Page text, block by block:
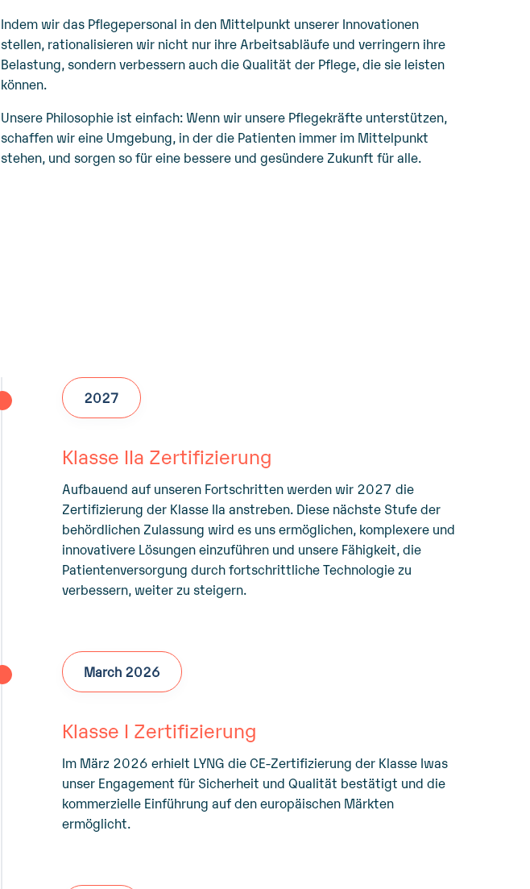
Indem wir das Pflegepersonal in den Mittelpunkt unserer Innovationen
stellen, rationalisieren wir nicht nur ihre Arbeitsabläufe und verringern ihre
Belastung, sondern verbessern auch die Qualität der Pflege, die sie leisten
können.
Unsere Philosophie ist einfach: Wenn wir unsere Pflegekräfte unterstützen,
schaffen wir eine Umgebung, in der die Patienten immer im Mittelpunkt
stehen, und sorgen so für eine bessere und gesündere Zukunft für alle.
2027
Klasse IIa Zertifizierung
Aufbauend auf unseren Fortschritten werden wir 2027 die
Zertifizierung der Klasse IIa anstreben. Diese nächste Stufe der
behördlichen Zulassung wird es uns ermöglichen, komplexere und
innovativere Lösungen einzuführen und unsere Fähigkeit, die
Patientenversorgung durch fortschrittliche Technologie zu
verbessern, weiter zu steigern.
March 2026
Klasse I Zertifizierung
Im März 2026 erhielt LYNG die CE-Zertifizierung der Klasse Iwas
unser Engagement für Sicherheit und Qualität bestätigt und die
kommerzielle Einführung auf den europäischen Märkten
ermöglicht.